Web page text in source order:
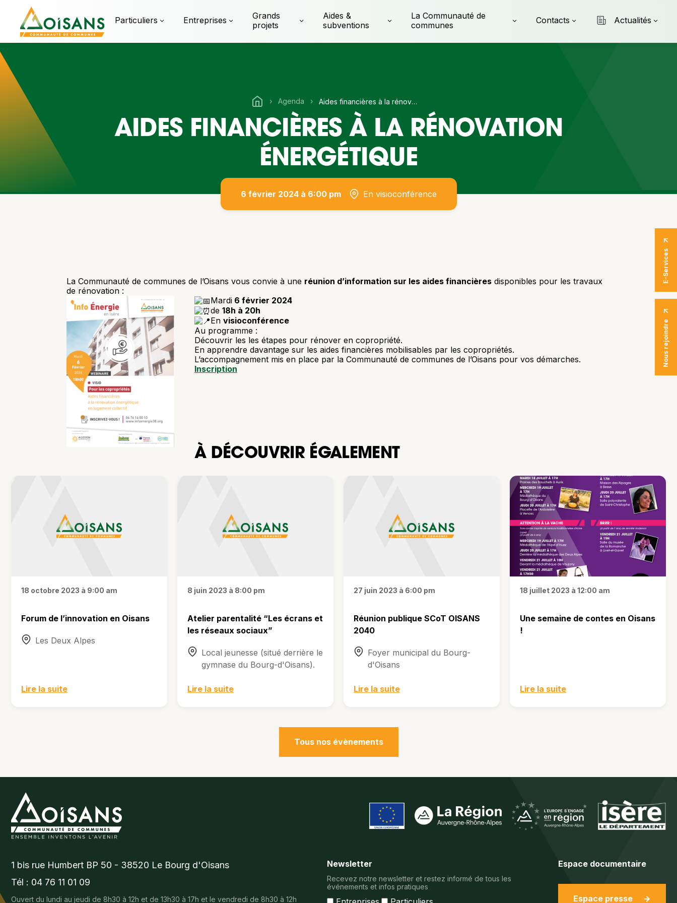
Particuliers Entreprises
Grands
projets
Aides &
subventions
La Communauté de
communes
Contacts Actualités
E-Services
Nous rejoindre
› Agenda › Aides financières à la rénovation énergétique
AIDES FINANCIÈRES À LA RÉNOVATION
ÉNERGÉTIQUE
6 février 2024 à 6:00 pm En visioconférence
La Communauté de communes de l’Oisans vous convie à une réunion d’information sur les aides financières disponibles pour les travaux
de rénovation :
Mardi 6 février 2024
de 18h à 20h
En visioconférence
Au programme :
Découvrir les les étapes pour rénover en copropriété.
En apprendre davantage sur les aides financières mobilisables par les copropriétés.
L’accompagnement mis en place par la Communauté de communes de l’Oisans pour vos démarches.
Inscription
À DÉCOUVRIR ÉGALEMENT
18 octobre 2023 à 9:00 am
Forum de l’innovation en Oisans
Les Deux Alpes
Lire la suite
8 juin 2023 à 8:00 pm
Atelier parentalité “Les écrans et
les réseaux sociaux”
Local jeunesse (situé derrière le
gymnase du Bourg-d'Oisans).
Lire la suite
27 juin 2023 à 6:00 pm
Réunion publique SCoT OISANS
2040
Foyer municipal du Bourg-
d'Oisans
Lire la suite
18 juillet 2023 à 12:00 am
Une semaine de contes en Oisans
!
Lire la suite
Tous nos évènements
1 bis rue Humbert BP 50 - 38520 Le Bourg d'Oisans
Tél : 04 76 11 01 09
Ouvert du lundi au jeudi de 8h30 à 12h et de 13h30 à 17h et le vendredi de 8h30 à 12h
Newsletter
Recevez notre newsletter et restez informé de tous les
événements et infos pratiques
Espace documentaire
Espace presse